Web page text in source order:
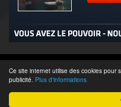
Ce site internet utilise des cookies pour
publicité. Plus d'informations